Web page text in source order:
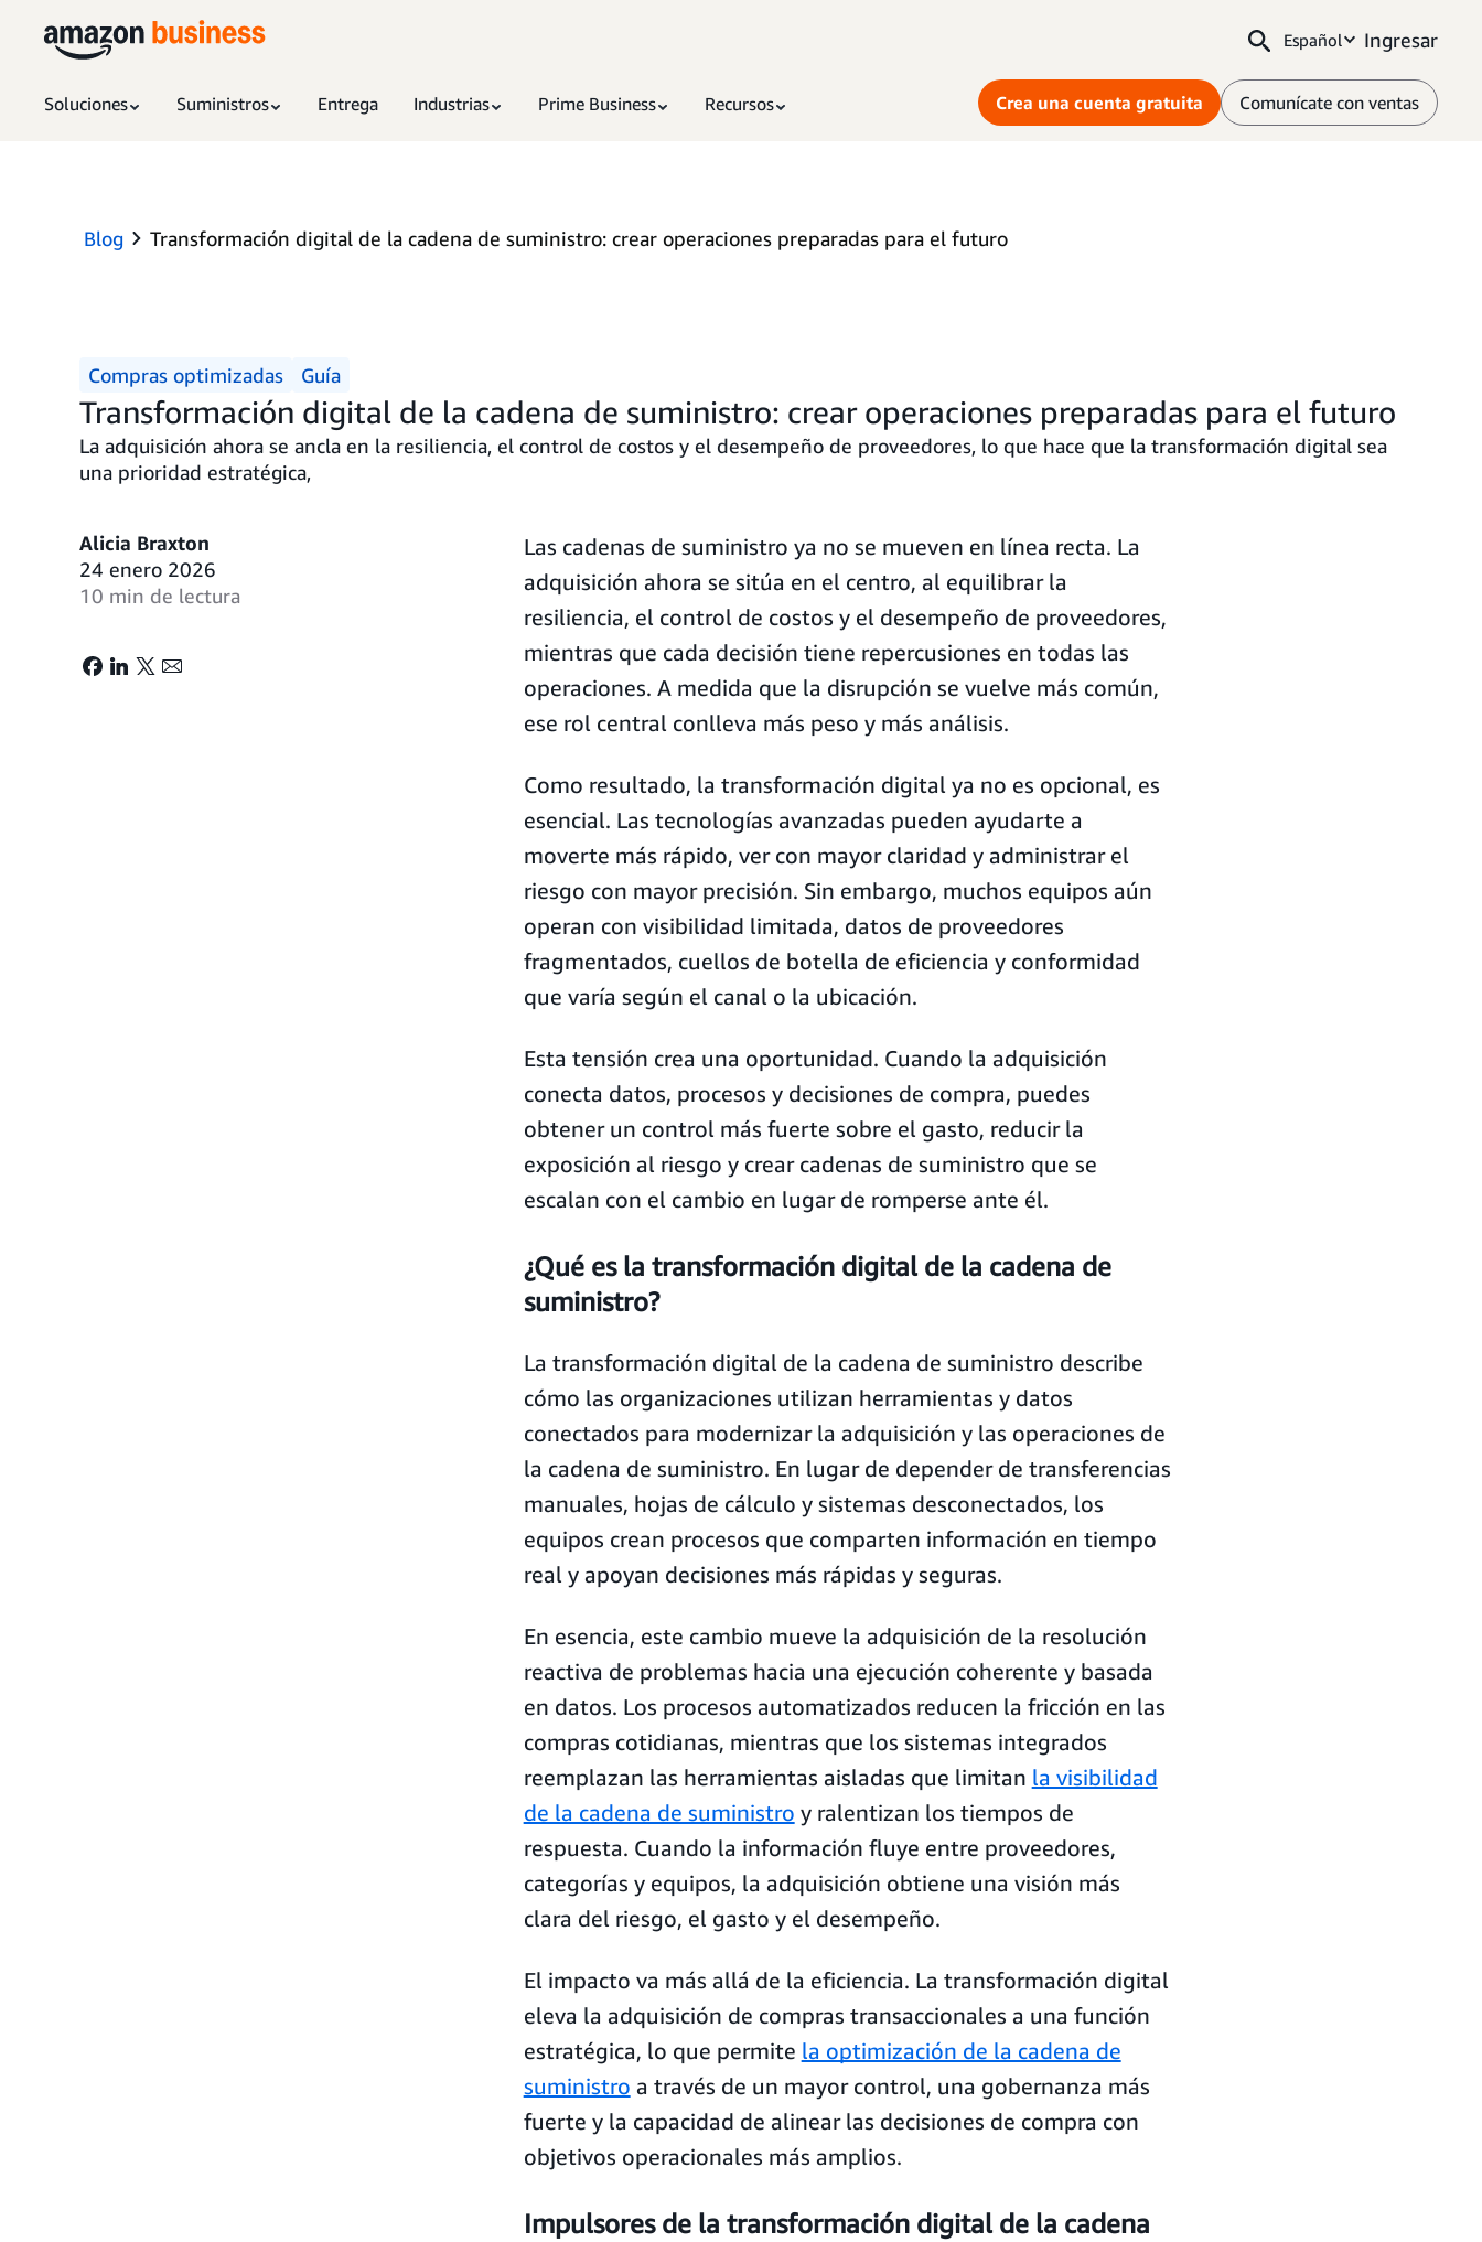
Español Ingresar
Soluciones Suministros Entrega Industrias Prime Business Recursos Crea una cuenta gratuita Comunícate con ventas
Blog Transformación digital de la cadena de suministro: crear operaciones preparadas para el futuro
Compras optimizadas Guía
Transformación digital de la cadena de suministro: crear operaciones preparadas para el futuro
La adquisición ahora se ancla en la resiliencia, el control de costos y el desempeño de proveedores, lo que hace que la transformación digital sea
una prioridad estratégica,
Alicia Braxton
24 enero 2026
10 min de lectura
Las cadenas de suministro ya no se mueven en línea recta. La
adquisición ahora se sitúa en el centro, al equilibrar la
resiliencia, el control de costos y el desempeño de proveedores,
mientras que cada decisión tiene repercusiones en todas las
operaciones. A medida que la disrupción se vuelve más común,
ese rol central conlleva más peso y más análisis.
Como resultado, la transformación digital ya no es opcional, es
esencial. Las tecnologías avanzadas pueden ayudarte a
moverte más rápido, ver con mayor claridad y administrar el
riesgo con mayor precisión. Sin embargo, muchos equipos aún
operan con visibilidad limitada, datos de proveedores
fragmentados, cuellos de botella de eficiencia y conformidad
que varía según el canal o la ubicación.
Esta tensión crea una oportunidad. Cuando la adquisición
conecta datos, procesos y decisiones de compra, puedes
obtener un control más fuerte sobre el gasto, reducir la
exposición al riesgo y crear cadenas de suministro que se
escalan con el cambio en lugar de romperse ante él.
¿Qué es la transformación digital de la cadena de
suministro?
La transformación digital de la cadena de suministro describe
cómo las organizaciones utilizan herramientas y datos
conectados para modernizar la adquisición y las operaciones de
la cadena de suministro. En lugar de depender de transferencias
manuales, hojas de cálculo y sistemas desconectados, los
equipos crean procesos que comparten información en tiempo
real y apoyan decisiones más rápidas y seguras.
En esencia, este cambio mueve la adquisición de la resolución
reactiva de problemas hacia una ejecución coherente y basada
en datos. Los procesos automatizados reducen la fricción en las
compras cotidianas, mientras que los sistemas integrados
reemplazan las herramientas aisladas que limitan la visibilidad
de la cadena de suministro y ralentizan los tiempos de
respuesta. Cuando la información fluye entre proveedores,
categorías y equipos, la adquisición obtiene una visión más
clara del riesgo, el gasto y el desempeño.
El impacto va más allá de la eficiencia. La transformación digital
eleva la adquisición de compras transaccionales a una función
estratégica, lo que permite la optimización de la cadena de
suministro a través de un mayor control, una gobernanza más
fuerte y la capacidad de alinear las decisiones de compra con
objetivos operacionales más amplios.
Impulsores de la transformación digital de la cadena